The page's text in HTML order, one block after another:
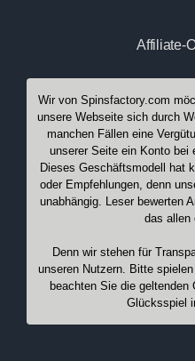
Affiliate-
Wir von Spinsfactory.com
unsere Webseite sich durch
manchen Fällen eine
unserer Seite ein Konto bei
Dieses Geschäftsmodell hat
oder Empfehlungen, denn
unabhängig. Leser bewerten
das allen
Denn wir stehen für
unseren Nutzern. Bitte
beachten Sie die geltenden
Glücksspiel